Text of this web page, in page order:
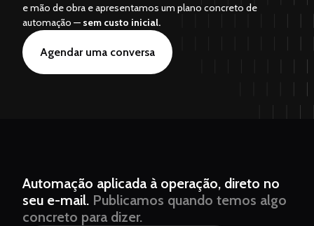
e mão de obra e apresentamos um plano concreto de
automação — sem custo inicial.
Agendar uma conversa
Automação aplicada à operação, direto no
seu e-mail. Publicamos quando temos algo
concreto para dizer.